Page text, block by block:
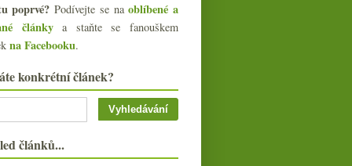
poprvé? Podívejte se naoblíbené a
článkya staňte se fanouškem
na Facebooku.
konkrétní článek?
článků...